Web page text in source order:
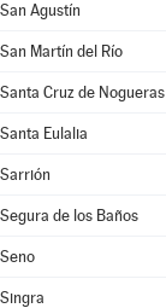
San Agustín
San Martín del Río
Santa Cruz de Nogueras
Santa Eulalia
Sarrión
Segura de los Baños
Seno
Singra